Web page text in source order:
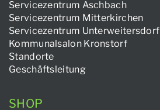
Servicezentrum Aschbach
Servicezentrum Mitterkirchen
Servicezentrum Unterweitersdorf
Kommunalsalon Kronstorf
Standorte
Geschäftsleitung
SHOP